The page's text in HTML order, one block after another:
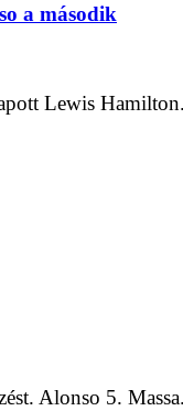
a második
Lewis
Alonso 5.